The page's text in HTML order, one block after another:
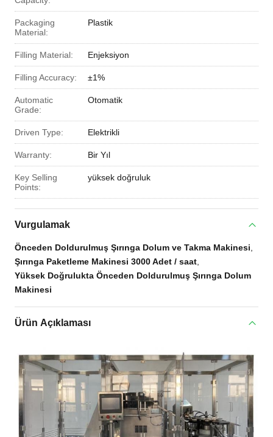
Packaging
Material:
Plastik
Filling Material: Enjeksiyon
Filling Accuracy: ±1%
Automatic
Grade:
Otomatik
Driven Type: Elektrikli
Warranty: Bir Yıl
Key Selling
Points:
yüksek doğruluk
Vurgulamak
Önceden Doldurulmuş Şırınga Dolum ve Takma Makinesi
Şırınga Paketleme Makinesi 3000 Adet / saat
Yüksek Doğrulukta Önceden Doldurulmuş Şırınga Dolum
Makinesi
Ürün Açıklaması